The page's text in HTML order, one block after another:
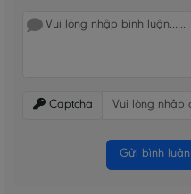
Captcha
Gửi bình luận